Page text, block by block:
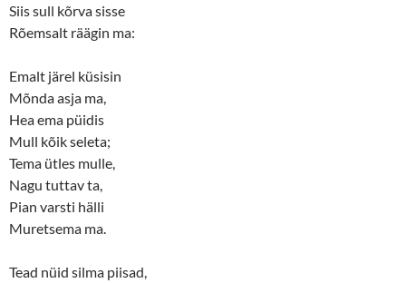
Siis sull kõrva sisse
Rõemsalt räägin ma:
Emalt järel küsisin
Mõnda asja ma,
Hea ema püidis
Mull kõik seleta;
Tema ütles mulle,
Nagu tuttav ta,
Pian varsti hälli
Muretsema ma.
Tead nüid silma piisad,